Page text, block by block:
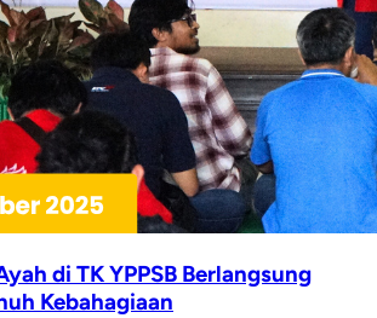
di TK YPPSB Berlangsung
Kebahagiaan